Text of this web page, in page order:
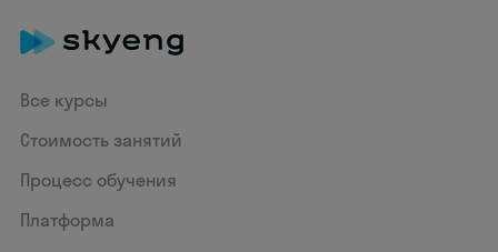
Все курсы
Стоимость занятий
Процесс обучения
Платформа